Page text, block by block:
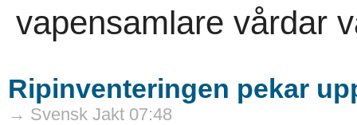
vapensamlare vårdar
Ripinventeringen pekar
→ Svensk Jakt 07:48